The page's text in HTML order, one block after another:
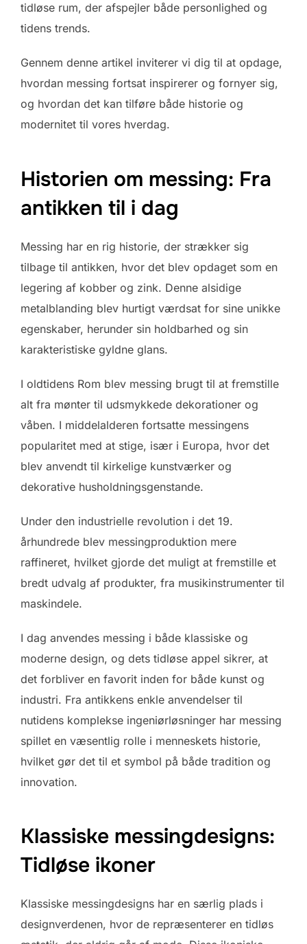
tidløse rum, der afspejler både personlighed og
tidens trends.
Gennem denne artikel inviterer vi dig til at opdage,
hvordan messing fortsat inspirerer og fornyer sig,
og hvordan det kan tilføre både historie og
modernitet til vores hverdag.
Historien om messing: Fra
antikken til i dag
Messing har en rig historie, der strækker sig
tilbage til antikken, hvor det blev opdaget som en
legering af kobber og zink. Denne alsidige
metalblanding blev hurtigt værdsat for sine unikke
egenskaber, herunder sin holdbarhed og sin
karakteristiske gyldne glans.
I oldtidens Rom blev messing brugt til at fremstille
alt fra mønter til udsmykkede dekorationer og
våben. I middelalderen fortsatte messingens
popularitet med at stige, især i Europa, hvor det
blev anvendt til kirkelige kunstværker og
dekorative husholdningsgenstande.
Under den industrielle revolution i det 19.
århundrede blev messingproduktion mere
raffineret, hvilket gjorde det muligt at fremstille et
bredt udvalg af produkter, fra musikinstrumenter til
maskindele.
I dag anvendes messing i både klassiske og
moderne design, og dets tidløse appel sikrer, at
det forbliver en favorit inden for både kunst og
industri. Fra antikkens enkle anvendelser til
nutidens komplekse ingeniørløsninger har messing
spillet en væsentlig rolle i menneskets historie,
hvilket gør det til et symbol på både tradition og
innovation.
Klassiske messingdesigns:
Tidløse ikoner
Klassiske messingdesigns har en særlig plads i
designverdenen, hvor de repræsenterer en tidløs